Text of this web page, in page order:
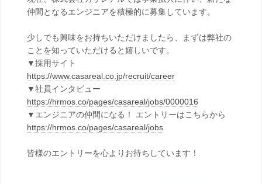
仲間となるエンジニアを積極的に募集しています。
少しでも興味をお持ちいただけましたら、まずは弊社の
ことを知っていただけると嬉しいです。
▼採用サイト
https://www.casareal.co.jp/recruit/career
▼社員インタビュー
https://hrmos.co/pages/casareal/jobs/0000016
▼エンジニアの仲間になる！ エントリーはこちらから
https://hrmos.co/pages/casareal/jobs
皆様のエントリーを心よりお待ちしています！